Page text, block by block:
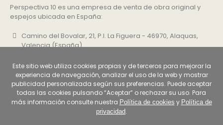
Perspectiva 10 es una empresa de venta de obra original y
espejos ubicada en España:
Camino del Bovalar, 21, P.I. La Figuera - 46970, Alaquas,
Valencia (España)
info@perspectiva10.com
Este sitio web utiliza cookies propias y de terceros para mejorar la
experiencia de navegación, analizar el uso de la web y mostrar
publicidad personalizada según sus preferencias. Puede aceptar
todas las cookies pulsando “Aceptar” o rechazar su uso. Para
más información consulte nuestra Política de cookies y Política de
privacidad.